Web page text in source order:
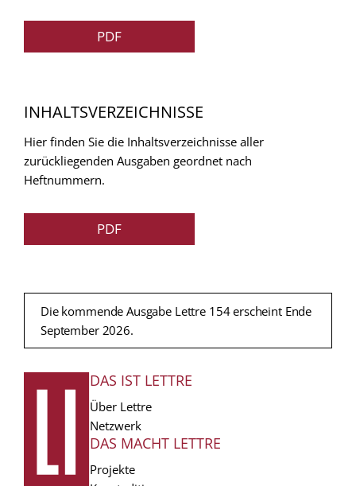
PDF
INHALTSVERZEICHNISSE
Hier finden Sie die Inhaltsverzeichnisse aller
zurückliegenden Ausgaben geordnet nach
Heftnummern.
PDF
Die kommende Ausgabe Lettre 154 erscheint Ende
September 2026.
FUSSZEILE
DAS IST LETTRE
Über Lettre
Netzwerk
DAS MACHT LETTRE
Projekte